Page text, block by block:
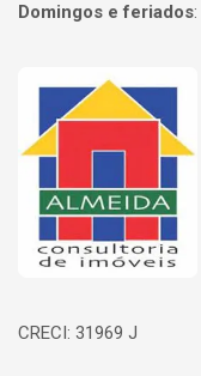
Domingos e feriados:
Página inicial
CRECI: 31969 J